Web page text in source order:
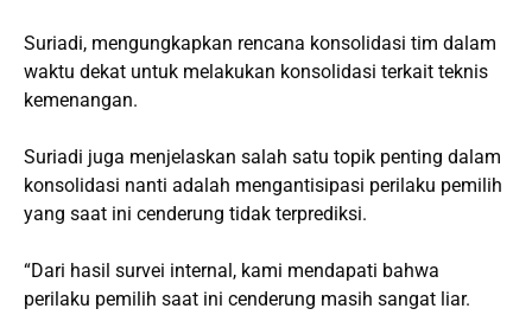
Suriadi, mengungkapkan rencana konsolidasi tim dalam
waktu dekat untuk melakukan konsolidasi terkait teknis
kemenangan.
Suriadi juga menjelaskan salah satu topik penting dalam
konsolidasi nanti adalah mengantisipasi perilaku pemilih
yang saat ini cenderung tidak terprediksi.
“Dari hasil survei internal, kami mendapati bahwa
perilaku pemilih saat ini cenderung masih sangat liar.